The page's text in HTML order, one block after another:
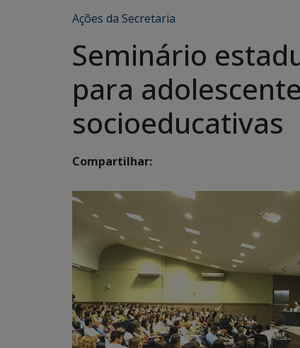
Ações da Secretaria
Seminário
para
socioeducativas
Compartilhar: